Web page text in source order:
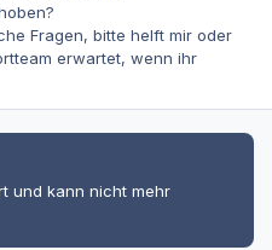
Fragen, bitte helft mir oder
erwartet, wenn ihr
und kann nicht mehr